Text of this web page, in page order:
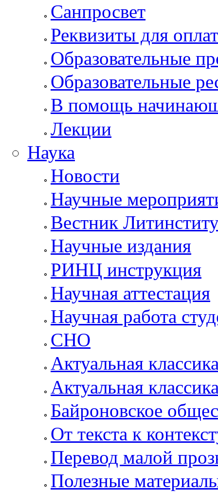
Санпросвет
Реквизиты для
Образовательные
Образовательные
В помощь
Лекции
Наука
Новости
Научные
Вестник
Научные издания
РИНЦ инструкция
Научная аттестация
Научная работа
СНО
Актуальная
Актуальная
Байроновское
От текста к
Перевод малой
Полезные